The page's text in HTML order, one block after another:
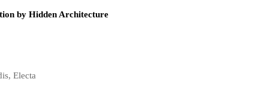
by Hidden Architecture
Electa